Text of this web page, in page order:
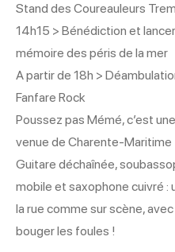
Stand des Coureauleurs
14h15 > Bénédiction et
mémoire des péris de la mer
A partir de 18h >
Fanfare Rock
Poussez pas Mémé, c’est
venue de Charente-Maritime
Guitare déchaînée,
mobile et saxophone cuivré :
la rue comme sur scène,
bouger les foules !